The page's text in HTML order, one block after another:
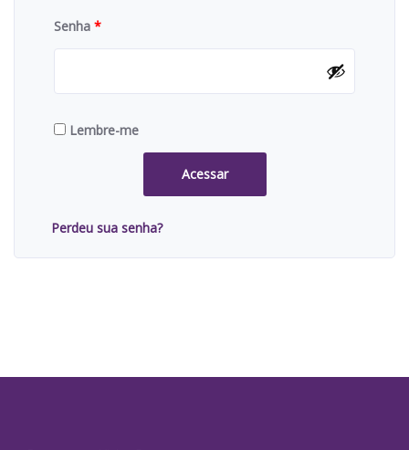
Senha *
Lembre-me
Acessar
Perdeu sua senha?